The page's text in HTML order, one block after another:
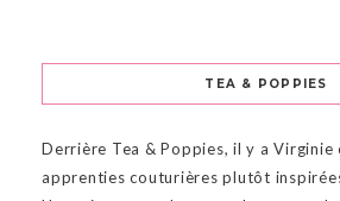
TEA & POPPIES
Derrière Tea & Poppies, il y a Virginie
apprenties couturières plutôt